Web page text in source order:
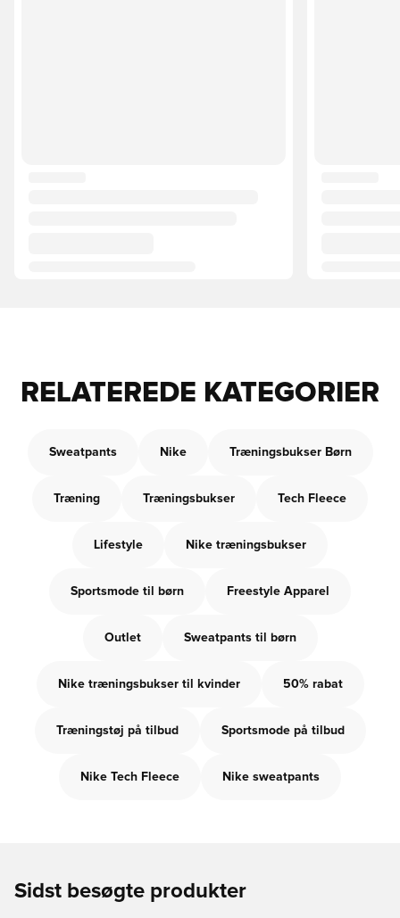
RELATEREDE KATEGORIER
Sweatpants Nike Træningsbukser Børn
Træning Træningsbukser Tech Fleece
Lifestyle Nike træningsbukser
Sportsmode til børn Freestyle Apparel
Outlet Sweatpants til børn
Nike træningsbukser til kvinder 50% rabat
Træningstøj på tilbud Sportsmode på tilbud
Nike Tech Fleece Nike sweatpants
Sidst besøgte produkter